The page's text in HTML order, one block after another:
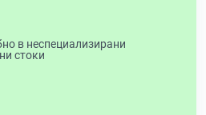
в неспециализирани
стоки